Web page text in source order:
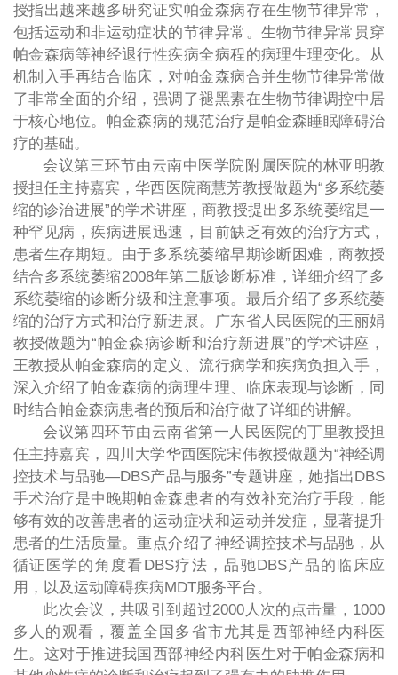
授指出越来越多研究证实帕金森病存在生物节律异常，
包括运动和非运动症状的节律异常。生物节律异常贯穿
帕金森病等神经退行性疾病全病程的病理生理变化。从
机制入手再结合临床，对帕金森病合并生物节律异常做
了非常全面的介绍，强调了褪黑素在生物节律调控中居
于核心地位。帕金森病的规范治疗是帕金森睡眠障碍治
疗的基础。
会议第三环节由云南中医学院附属医院的林亚明教
授担任主持嘉宾，华西医院商慧芳教授做题为“多系统萎
缩的诊治进展”的学术讲座，商教授提出多系统萎缩是一
种罕见病，疾病进展迅速，目前缺乏有效的治疗方式，
患者生存期短。由于多系统萎缩早期诊断困难，商教授
结合多系统萎缩2008年第二版诊断标准，详细介绍了多
系统萎缩的诊断分级和注意事项。最后介绍了多系统萎
缩的治疗方式和治疗新进展。广东省人民医院的王丽娟
教授做题为“帕金森病诊断和治疗新进展”的学术讲座，
王教授从帕金森病的定义、流行病学和疾病负担入手，
深入介绍了帕金森病的病理生理、临床表现与诊断，同
时结合帕金森病患者的预后和治疗做了详细的讲解。
会议第四环节由云南省第一人民医院的丁里教授担
任主持嘉宾，四川大学华西医院宋伟教授做题为“神经调
控技术与品驰—DBS产品与服务”专题讲座，她指出DBS
手术治疗是中晚期帕金森患者的有效补充治疗手段，能
够有效的改善患者的运动症状和运动并发症，显著提升
患者的生活质量。重点介绍了神经调控技术与品驰，从
循证医学的角度看DBS疗法，品驰DBS产品的临床应
用，以及运动障碍疾病MDT服务平台。
此次会议，共吸引到超过2000 人次的点击量， 1000
多人的观看，覆盖全国多省市尤其是西部神经内科医
生。这对于推进我国西部神经内科医生对于帕金森病和